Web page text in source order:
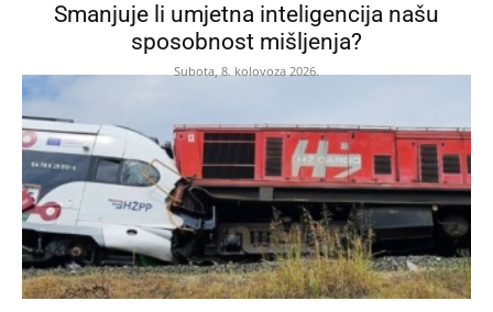
Smanjuje li umjetna inteligencija našu
sposobnost mišljenja?
Subota, 8. kolovoza 2026.